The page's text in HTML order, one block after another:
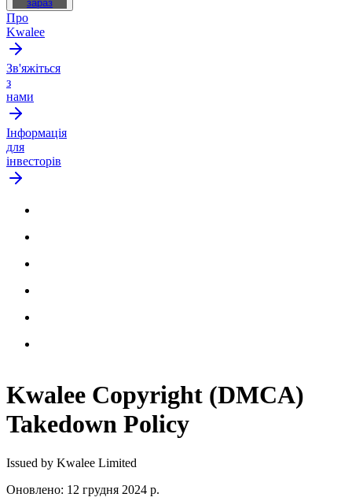
зараз
Про
Kwalee
Зв'яжіться
з
нами
Інформація
для
інвесторів
Kwalee Copyright (DMCA)
Takedown Policy
Issued by Kwalee Limited
Оновлено: 12 грудня 2024 р.